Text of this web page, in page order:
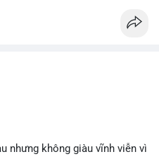
nhưng không giàu vĩnh viễn vì